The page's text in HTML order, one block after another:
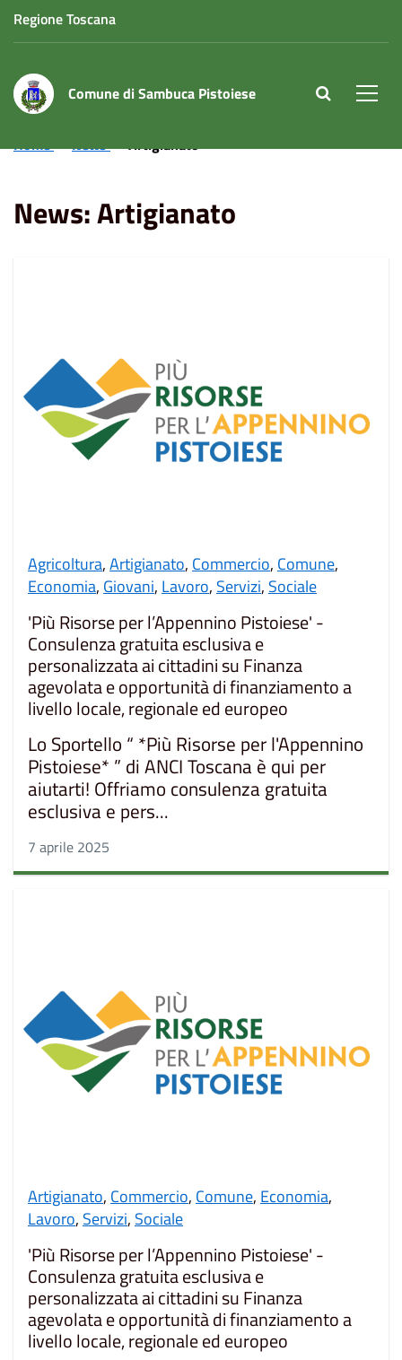
Regione Toscana
Comune di Sambuca Pistoiese site.searc
Home News Artigianato
News: Artigianato
Agricoltura,Artigianato, Commercio, Comune,
Economia, Giovani, Lavoro, Servizi, Sociale
'Più Risorse per l’Appennino Pistoiese' -
Consulenza gratuita esclusiva e
personalizzata ai cittadini su Finanza
agevolata e opportunità di finanziamento a
livello locale, regionale ed europeo
Lo Sportello “ *Più Risorse per l'Appennino
Pistoiese* ” di ANCI Toscana è qui per
aiutarti! Offriamo consulenza gratuita
esclusiva e pers...
7 aprile 2025
Artigianato, Commercio, Comune, Economia,
Lavoro, Servizi, Sociale
'Più Risorse per l’Appennino Pistoiese' -
Consulenza gratuita esclusiva e
personalizzata ai cittadini su Finanza
agevolata e opportunità di finanziamento a
livello locale, regionale ed europeo